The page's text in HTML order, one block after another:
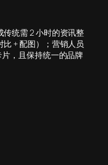
传统需 2 小时的资讯整
+ 配图）；营销人员
，且保持统一的品牌